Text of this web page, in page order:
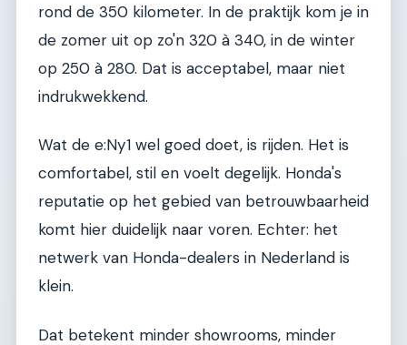
rond de 350 kilometer. In de praktijk kom je in
de zomer uit op zo'n 320 à 340, in de winter
op 250 à 280. Dat is acceptabel, maar niet
indrukwekkend.
Wat de e:Ny1 wel goed doet, is rijden. Het is
comfortabel, stil en voelt degelijk. Honda's
reputatie op het gebied van betrouwbaarheid
komt hier duidelijk naar voren. Echter: het
netwerk van Honda-dealers in Nederland is
klein.
Dat betekent minder showrooms, minder